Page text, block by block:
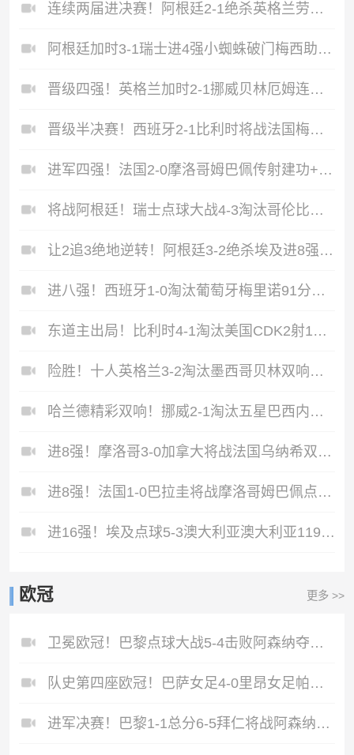
连续两届进决赛！阿根廷2-1绝杀英格兰劳塔罗恩佐破门梅西两助攻
阿根廷加时3-1瑞士进4强小蜘蛛破门梅西助攻麦卡恩博洛假摔染红
晋级四强！英格兰加时2-1挪威贝林厄姆连场双响谢尔德鲁普破门
晋级半决赛！西班牙2-1比利时将战法国梅里诺替补绝杀拉门斯送礼
进军四强！法国2-0摩洛哥姆巴佩传射建功+失点登贝莱贴地斩
将战阿根廷！瑞士点球大战4-3淘汰哥伦比亚D·桑切斯、库乔失点
让2追3绝地逆转！阿根廷3-2绝杀埃及进8强梅西传射+失点恩佐绝杀
进八强！西班牙1-0淘汰葡萄牙梅里诺91分钟绝杀41岁C罗最后一舞
东道主出局！比利时4-1淘汰美国CDK2射1传巴洛贡补时被换下
险胜！十人英格兰3-2淘汰墨西哥贝林双响凯恩点射+送点宽萨直红
哈兰德精彩双响！挪威2-1淘汰五星巴西内马尔点射吉马良斯失点
进8强！摩洛哥3-0加拿大将战法国乌纳希双响迪亚斯两助
进8强！法国1-0巴拉圭将战摩洛哥姆巴佩点射杜埃造点主裁引争议
进16强！埃及点球5-3澳大利亚澳大利亚119分钟换门将埃及4罚全中
欧冠 更多 >>
卫冕欧冠！巴黎点球大战5-4击败阿森纳夺冠加布里埃尔、埃泽失点
队史第四座欧冠！巴萨女足4-0里昂女足帕乔尔萨尔玛均两射一传
进军决赛！巴黎1-1总分6-5拜仁将战阿森纳登贝莱闪击凯恩破门